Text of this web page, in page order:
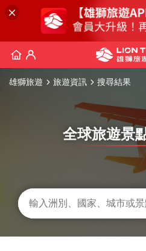
雄獅旅遊 旅遊資訊 搜尋結果
全球旅遊景